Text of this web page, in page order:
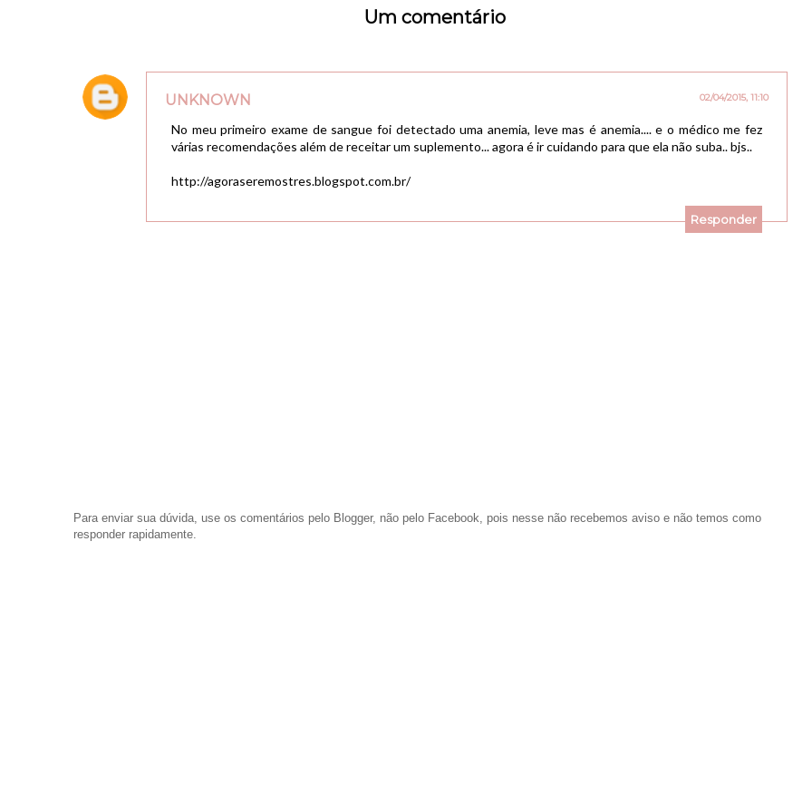
Um comentário
UNKNOWN 02/04/2015, 11:10
No meu primeiro exame de sangue foi detectado uma anemia, leve mas é anemia.... e o médico me fez
várias recomendações além de receitar um suplemento... agora é ir cuidando para que ela não suba.. bjs..
http://agoraseremostres.blogspot.com.br/
Responder
Para enviar sua dúvida, use os comentários pelo Blogger, não pelo Facebook, pois nesse não recebemos aviso e não temos como
responder rapidamente.